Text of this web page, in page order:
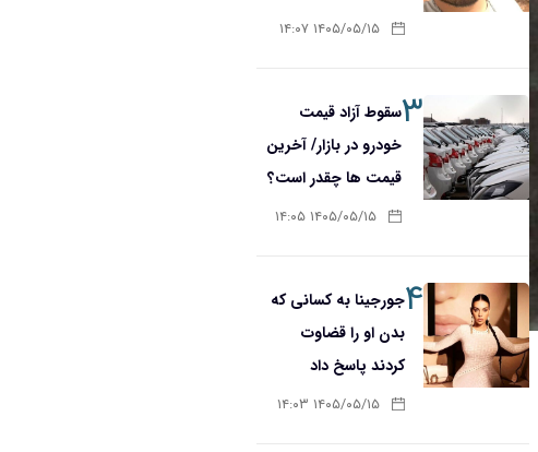
۱۴۰۵/۰۵/۱۵ ۱۴:۰۷
۳سقوط آزاد قیمت
خودرو در بازار/ آخرین
قیمت ها چقدر است؟
۱۴۰۵/۰۵/۱۵ ۱۴:۰۵
۴جورجینا به کسانی که
بدن او را قضاوت
کردند پاسخ داد
۱۴۰۵/۰۵/۱۵ ۱۴:۰۳